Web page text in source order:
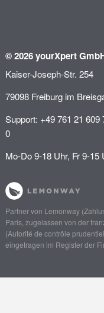
© 2026 yourXpert
Kaiser-Joseph-Str. 254
79098 Freiburg im
Support: +49 761 21 609
0
Mo-Do 9-18 Uhr, Fr 9-15
Partner von Lemonway
Paris, zugelassen von der
(Autorité de contrôle
eingetragen im Register der